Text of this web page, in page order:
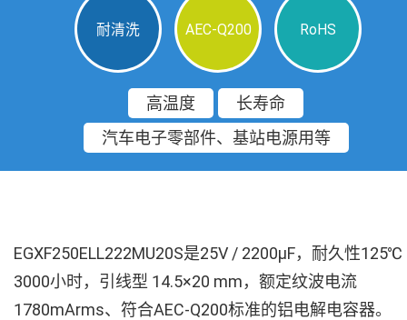
耐清洗 AEC-Q200 RoHS
高温度
长寿命
汽车电子零部件、基站电源用等
EGXF250ELL222MU20S是25V / 2200µF，耐久性125℃
3000小时，引线型 14.5×20 mm，额定纹波电流
1780mArms、符合AEC-Q200标准的铝电解电容器。